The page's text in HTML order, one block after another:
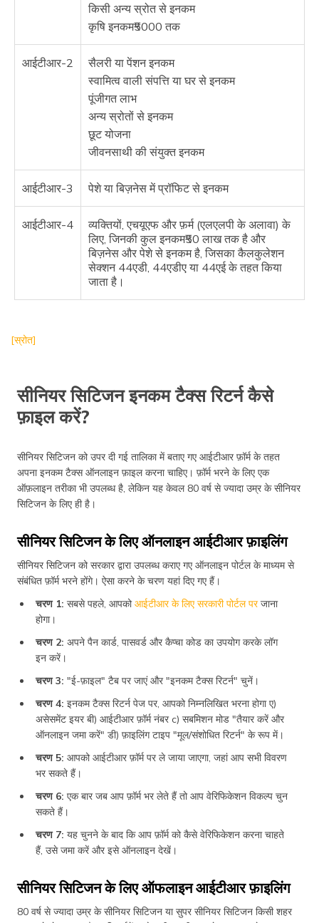
किसी अन्य स्रोत से इनकम
कृषि इनकम₹5000 तक
आईटीआर-2
सैलरी या पेंशन इनकम
स्वामित्व वाली संपत्ति या घर से इनकम
पूंजीगत लाभ
अन्य स्रोतों से इनकम
छूट योजना
जीवनसाथी की संयुक्त इनकम
आईटीआर-3 पेशे या बिज़नेस में प्रॉफिट से इनकम
आईटीआर-4
व्यक्तियों, एचयूएफ और फ़र्म (एलएलपी के अलावा) के
लिए, जिनकी कुल इनकम₹50 लाख तक है और
बिज़नेस और पेशे से इनकम है, जिसका कैलकुलेशन
सेक्शन 44एडी, 44एडीए या 44एई के तहत किया
जाता है।
[स्रोत]
सीनियर सिटिजन इनकम टैक्स रिटर्न कैसे
फ़ाइल करें?
सीनियर सिटिजन को उपर दी गई तालिका में बताए गए आईटीआर फ़ॉर्म के तहत
अपना इनकम टैक्स ऑनलाइन फ़ाइल करना चाहिए। फ़ॉर्म भरने के लिए एक
ऑफ़लाइन तरीका भी उपलब्ध है, लेकिन यह केवल 80 वर्ष से ज्यादा उम्र के सीनियर
सिटिजन के लिए ही है।
सीनियर सिटिजन के लिए ऑनलाइन आईटीआर फ़ाइलिंग
सीनियर सिटिजन को सरकार द्वारा उपलब्ध कराए गए ऑनलाइन पोर्टल के माध्यम से
संबंधित फ़ॉर्म भरने होंगे। ऐसा करने के चरण यहां दिए गए हैं।
चरण 1: सबसे पहले, आपकोआईटीआर के लिए सरकारी पोर्टल परजाना
होगा।
चरण 2: अपने पैन कार्ड, पासवर्ड और कैप्चा कोड का उपयोग करके लॉग
इन करें।
चरण 3: "ई-फ़ाइल" टैब पर जाएं और "इनकम टैक्स रिटर्न" चुनें।
चरण 4: इनकम टैक्स रिटर्न पेज पर, आपको निम्नलिखित भरना होगा ए)
असेसमेंट इयर बी) आईटीआर फ़ॉर्म नंबर c) सबमिशन मोड "तैयार करें और
ऑनलाइन जमा करें" डी) फ़ाइलिंग टाइप "मूल/संशोधित रिटर्न" के रूप में।
चरण 5: आपको आईटीआर फ़ॉर्म पर ले जाया जाएगा, जहां आप सभी विवरण
भर सकते हैं।
चरण 6: एक बार जब आप फ़ॉर्म भर लेते हैं तो आप वेरिफिकेशन विकल्प चुन
सकते हैं।
चरण 7: यह चुनने के बाद कि आप फ़ॉर्म को कैसे वेरिफिकेशन करना चाहते
हैं, उसे जमा करें और इसे ऑनलाइन देखें।
सीनियर सिटिजन के लिए ऑफलाइन आईटीआर फ़ाइलिंग
80 वर्ष से ज्यादा उम्र के सीनियर सिटिजन या सुपर सीनियर सिटिजन किसी शहर